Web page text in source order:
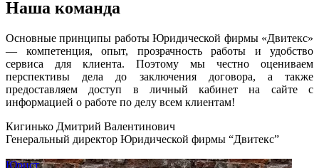
Наша команда
Основные принципы работы Юридической фирмы «Двитекс»
— компетенция, опыт, прозрачность работы и удобство
сервиса для клиента. Поэтому мы честно оцениваем
перспективы дела до заключения договора, а также
предоставляем доступ в личный кабинет на сайте с
информацией о работе по делу всем клиентам!
Кигинько Дмитрий Валентинович
Генеральный директор Юридической фирмы “Двитекс”
Юрист